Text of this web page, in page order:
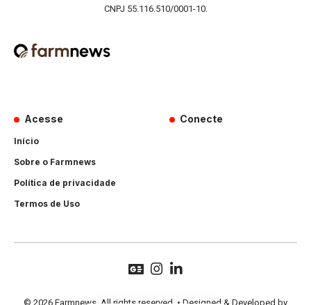
CNPJ 55.116.510/0001-10.
Acesse
Início
Sobre o Farmnews
Política de privacidade
Termos de Uso
Conecte
© 2026 Farmnews. All rights reserved. • Designed & Developed by